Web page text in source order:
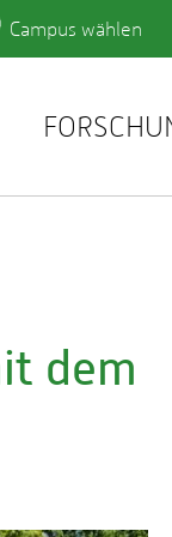
Campus wählen
dem